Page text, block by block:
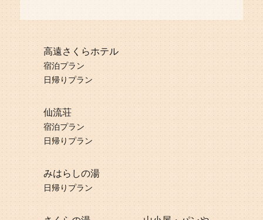
高遠さくらホテル
宿泊プラン
日帰りプラン
仙流荘
宿泊プラン
日帰りプラン
みはらしの湯
日帰りプラン